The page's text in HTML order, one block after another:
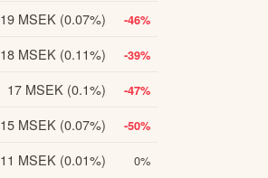
19 MSEK (0.07%) -46%
18 MSEK (0.11%) -39%
17 MSEK (0.1%) -47%
15 MSEK (0.07%) -50%
11 MSEK (0.01%) 0%